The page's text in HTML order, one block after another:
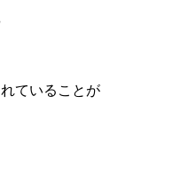
ていることが